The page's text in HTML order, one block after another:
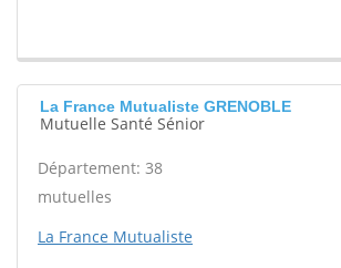
La France Mutualiste GRENOBLE
Mutuelle Santé Sénior
Département: 38
mutuelles
La France Mutualiste